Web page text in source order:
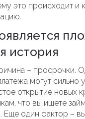
это происходит и
история
– просрочки.
могут сильно
открытие новых
что вы ищете
Еще один фактор –